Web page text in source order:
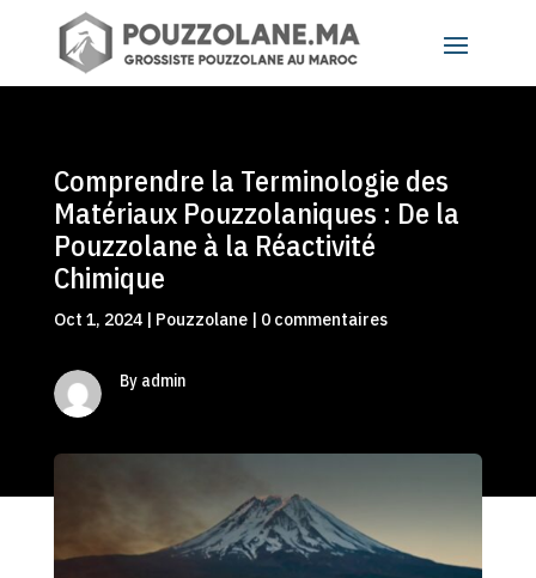
Comprendre la Terminologie des
Matériaux Pouzzolaniques : De la
Pouzzolane à la Réactivité
Chimique
Oct 1, 2024| Pouzzolane| 0 commentaires
By admin